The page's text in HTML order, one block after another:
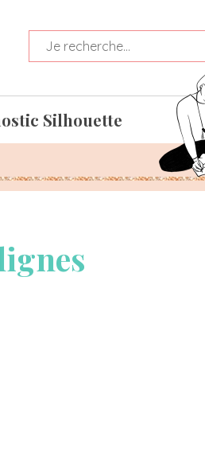
Silhouette